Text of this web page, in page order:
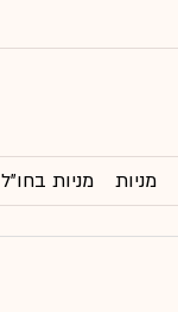
מניות מניות בחו"ל